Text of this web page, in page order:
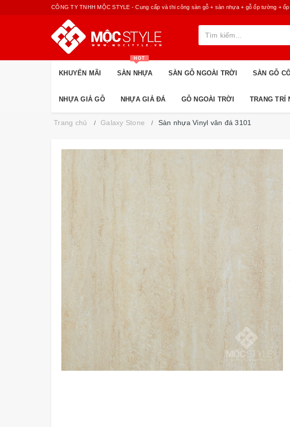
CÔNG TY TNHH MỘC STYLE - Cung cấp và thi công sàn gỗ + sàn nhựa + gỗ ốp tường +
KHUYẾN MÃI SÀN NHỰA
HOT
SÀN GỖ NGOÀI TRỜI SÀN GỖ
NHỰA GIẢ GỖ NHỰA GIẢ ĐÁ GỖ NGOÀI TRỜI TRANG TRÍ
Trang chủ Galaxy Stone Sàn nhựa Vinyl vân đá 3101